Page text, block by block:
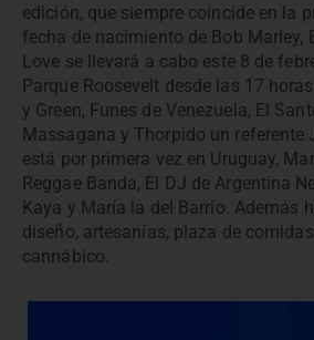
edición, que siempre coincide en la
fecha de nacimiento de Bob Marley,
Love se llevará a cabo este 8 de
Parque Roosevelt desde las 17
y Green, Funes de Venezuela, El
Massagana y Thorpido un referente
está por primera vez en Uruguay,
Reggae Banda, El DJ de Argentina
Kaya y María la del Barrio. Además
diseño, artesanías, plaza de
cannábico.